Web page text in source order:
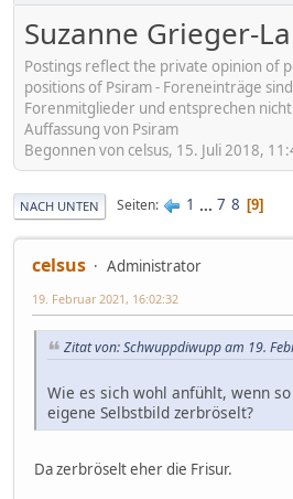
Suzanne Grieger-
Postings reflect the private opinion of
positions of Psiram - Foreneinträge
Forenmitglieder und entsprechen
Auffassung von Psiram
Begonnen von celsus, 15. Juli 2018,
NACH UNTEN Seiten 1 ... 7 8 9
celsus
Administrator
19. Februar 2021, 16:02:32
Zitat von: Schwuppdiwupp am 19.
Wie es sich wohl anfühlt, wenn
eigene Selbstbild zerbröselt?
Da zerbröselt eher die Frisur.